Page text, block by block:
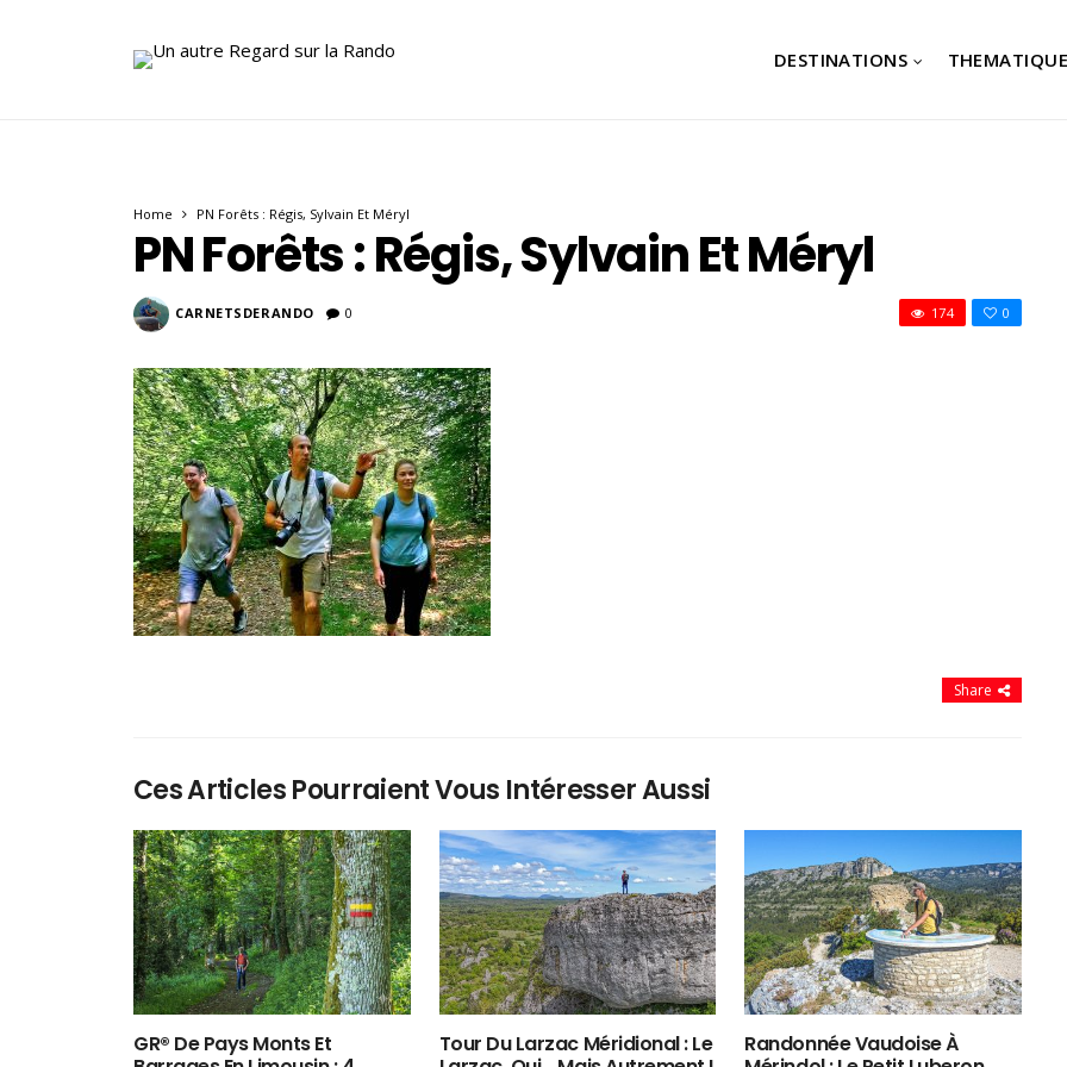
DESTINATIONS
Home PN Forêts : Régis, Sylvain Et Méryl
PN Forêts : Régis, Sylvain Et Méryl
CARNETSDERANDO 0 0
174
Share
Ces Articles Pourraient Vous Intéresser Aussi
GR® De Pays Monts Et
Tour Du Larzac Méridional : Le
Randonnée Vaudoise À